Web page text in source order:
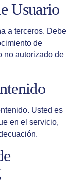
Usuario
a terceros. Debe
de
no autorizado de
Usted es
en el servicio,